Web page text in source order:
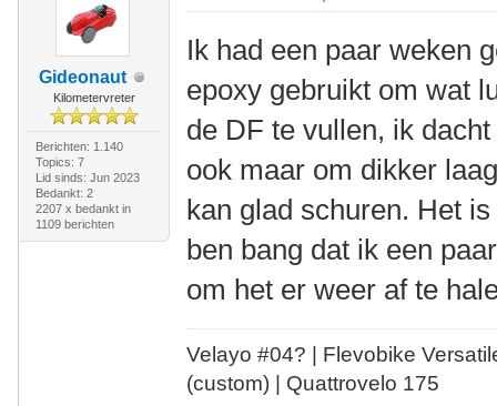
Gideonaut
Kilometervreter
Berichten: 1.140
Topics: 7
Lid sinds: Jun 2023
Bedankt: 2
2207 x bedankt in
1109 berichten
Ik had een paar weken
epoxy gebruikt om wat
de DF te vullen, ik
ook maar om dikker
kan glad schuren. Het
ben bang dat ik een
om het er weer af te
Velayo #04? | Flevobike
(custom) | Quattrovelo 175